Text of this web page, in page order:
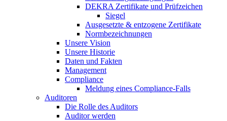
DEKRA Zertifikate und Prüfzeichen
Siegel
Ausgesetzte & entzogene Zertifikate
Normbezeichnungen
Unsere Vision
Unsere Historie
Daten und Fakten
Management
Compliance
Meldung eines Compliance-Falls
Auditoren
Die Rolle des Auditors
Auditor werden